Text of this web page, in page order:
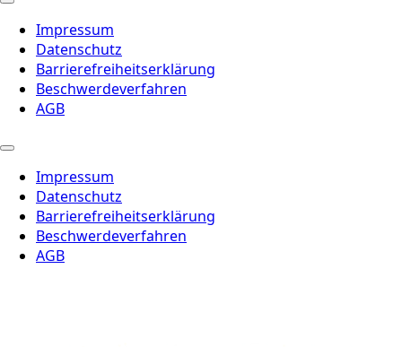
Impressum
Datenschutz
Barrierefreiheitserklärung
Beschwerdeverfahren
AGB
Impressum
Datenschutz
Barrierefreiheitserklärung
Beschwerdeverfahren
AGB